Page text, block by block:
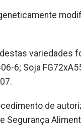
variedades
6; Soja
de
Segurança